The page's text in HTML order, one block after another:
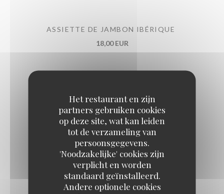
Het restaurant en zijn
partners gebruiken cookies
op deze site, wat kan leiden
tot de verzameling van
persoonsgegevens.
'Noodzakelijke' cookies zijn
verplicht en worden
standaard geïnstalleerd.
Andere optionele cookies
ASSIETTE DE JAMBON IBÉRIQUE
18,00 EUR
Pour continuer